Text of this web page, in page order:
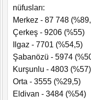
nüfusları:
Merkez - 87 748
Çerkeş - 9206 (%55)
Ilgaz - 7701 (%54,5)
Şabanözü - 5974
Kurşunlu - 4803 (%57)
Orta - 3555 (%29,5)
Eldivan - 3484 (%54)